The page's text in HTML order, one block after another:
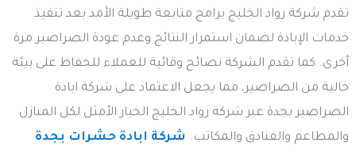
تقدم شركة رواد الخليج برامج متابعة طويلة الأمد بعد تنفيذ
خدمات الإبادة لضمان استمرار النتائج وعدم عودة الصراصير مرة
أخرى. كما تقدم الشركة نصائح وقائية للعملاء للحفاظ على بيئة
خالية من الصراصير، مما يجعل الاعتماد على شركة ابادة
الصراصير بجدة عبر شركة رواد الخليج الخيار الأمثل لكل المنازل
والمطاعم والفنادق والمكاتب. شركة ابادة حشرات بجدة